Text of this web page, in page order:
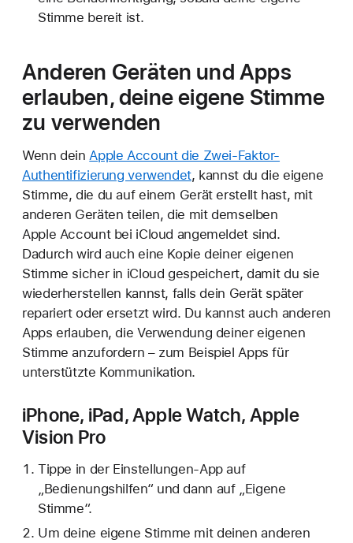
Stimme bereit ist.
Anderen Geräten und Apps
erlauben, deine eigene Stimme
zu verwenden
Wenn dein Apple Account die Zwei-Faktor-
Authentifizierung verwendet, kannst du die eigene
Stimme, die du auf einem Gerät erstellt hast, mit
anderen Geräten teilen, die mit demselben
Apple Account bei iCloud angemeldet sind.
Dadurch wird auch eine Kopie deiner eigenen
Stimme sicher in iCloud gespeichert, damit du sie
wiederherstellen kannst, falls dein Gerät später
repariert oder ersetzt wird. Du kannst auch anderen
Apps erlauben, die Verwendung deiner eigenen
Stimme anzufordern – zum Beispiel Apps für
unterstützte Kommunikation.
iPhone, iPad, Apple Watch, Apple
Vision Pro
Tippe in der Einstellungen-App auf
„Bedienungshilfen“ und dann auf „Eigene
Stimme“.
Um deine eigene Stimme mit deinen anderen